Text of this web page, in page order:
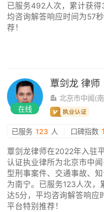
已服务492人次，累计获
均咨询解答响应时间为57
荐！
在线
覃剑龙 律师
北京市中闻(
已服务 123 人 口碑指数
覃剑龙律师在2022年入驻
认证执业律所为北京市中
型刑事案件、交通事故、
为南宁。已服务123人次
达5分，平均咨询解答响应
平台特别推荐！